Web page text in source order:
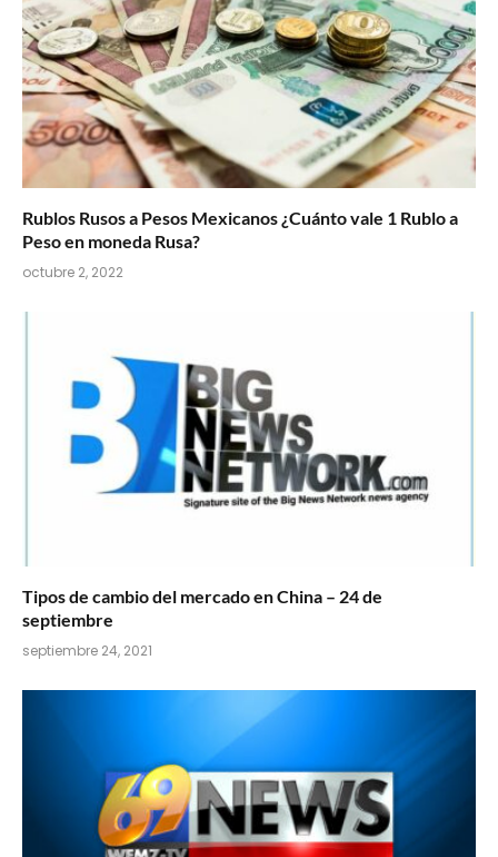
Rublos Rusos a Pesos Mexicanos ¿Cuánto vale 1 Rublo a
Peso en moneda Rusa?
octubre 2, 2022
Tipos de cambio del mercado en China – 24 de
septiembre
septiembre 24, 2021